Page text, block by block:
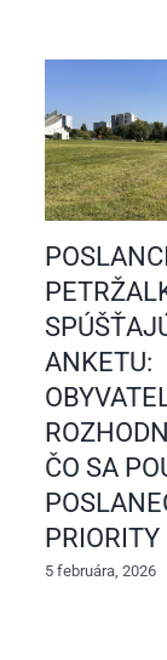
ANKETU:
ČO SA
PRIORITY
5 februára, 2026